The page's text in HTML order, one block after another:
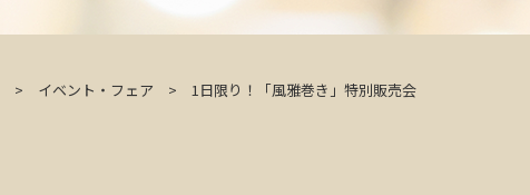
イベント・フェア 1日限り！「風雅巻き」特別販売会